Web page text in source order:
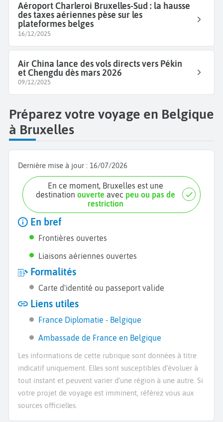
Aéroport Charleroi Bruxelles-Sud : la hausse
des taxes aériennes pèse sur les
plateformes belges
16/12/2025
Air China lance des vols directs vers Pékin
et Chengdu dès mars 2026
09/12/2025
Préparez votre voyage en Belgique
à Bruxelles
Dernière mise à jour : 16/07/2026
En ce moment, Bruxelles est une
destinationouverte avec peu ou pas de
restriction
En bref
Frontières ouvertes
Liaisons aériennes ouvertes
Formalités
Carte d'identité ou passeport valide
Liens utiles
France Diplomatie - Belgique
Ambassade de France en Belgique
Les informations de cette rubrique sont données à titre
indicatif uniquement. Elles sont susceptibles d’évoluer à
tout instant et peuvent varier d’une région à une autre. Si
votre projet de voyage est imminent, référez vous aux
sources officielles.